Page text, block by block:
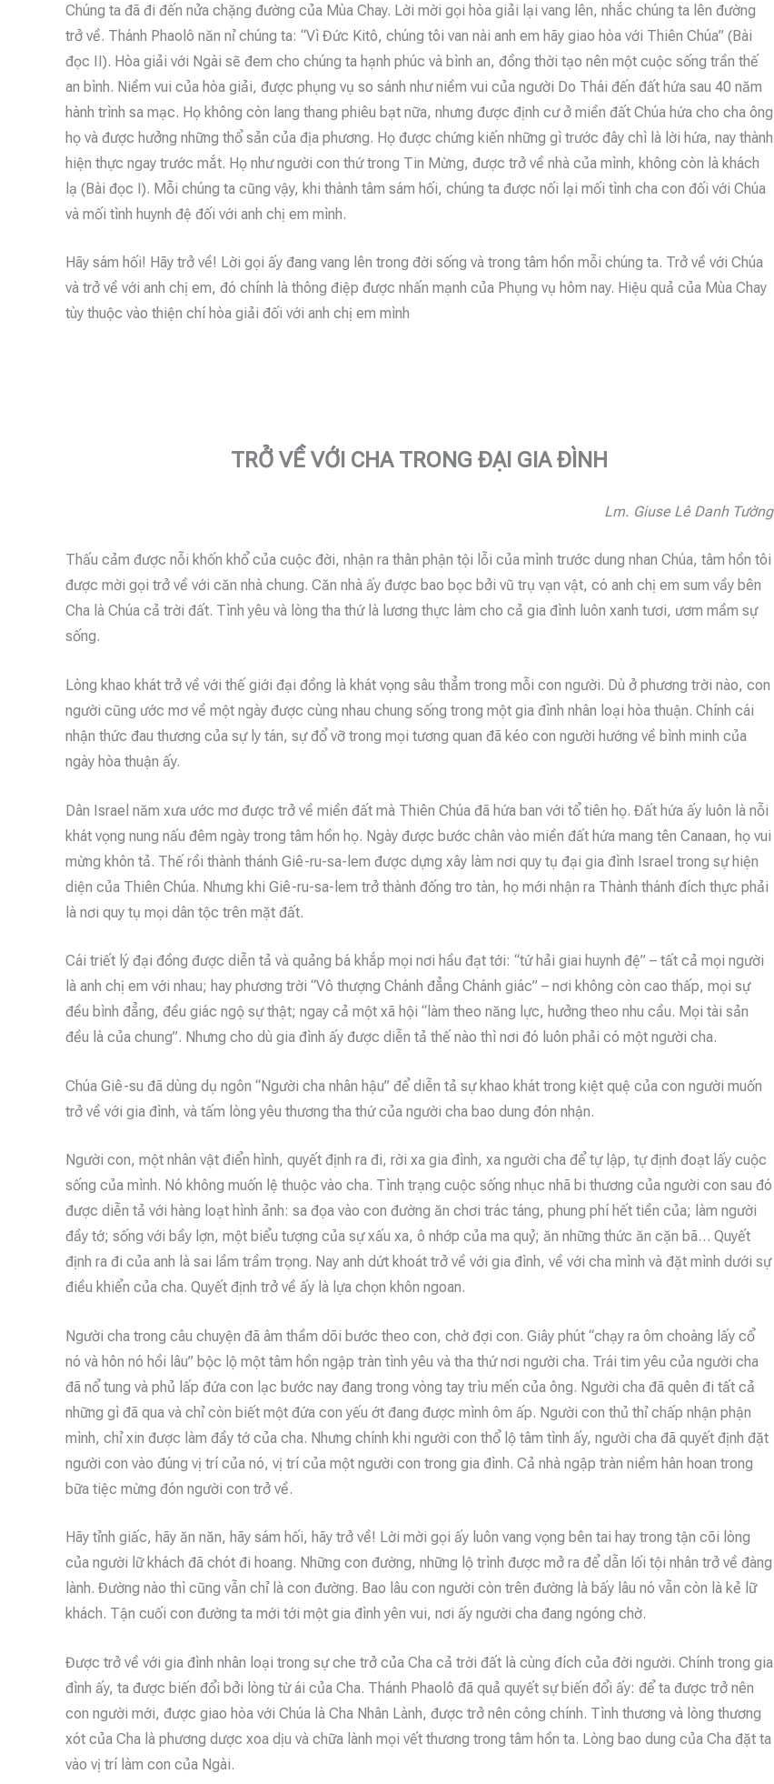
Chúng ta đã đi đến nửa chặng đường của Mùa Chay. Lời mời gọi hòa giải lại vang lên, nhắc chúng ta lên đường
trở về. Thánh Phaolô năn nỉ chúng ta: “Vì Đức Kitô, chúng tôi van nài anh em hãy giao hòa với Thiên Chúa” (Bài
đọc II). Hòa giải với Ngài sẽ đem cho chúng ta hạnh phúc và bình an, đồng thời tạo nên một cuộc sống trần thế
an bình. Niềm vui của hòa giải, được phụng vụ so sánh như niềm vui của người Do Thái đến đất hứa sau 40 năm
hành trình sa mạc. Họ không còn lang thang phiêu bạt nữa, nhưng được định cư ở miền đất Chúa hứa cho cha ông
họ và được hưởng những thổ sản của địa phương. Họ được chứng kiến những gì trước đây chì là lời hứa, nay thành
hiện thực ngay trước mắt. Họ như người con thứ trong Tin Mừng, được trở về nhà của mình, không còn là khách
lạ (Bài đọc I). Mỗi chúng ta cũng vậy, khi thành tâm sám hối, chúng ta được nối lại mối tình cha con đối với Chúa
và mối tình huynh đệ đối với anh chị em mình.
Hãy sám hối! Hãy trở về! Lời gọi ấy đang vang lên trong đời sống và trong tâm hồn mỗi chúng ta. Trở về với Chúa
và trở về với anh chị em, đó chính là thông điệp được nhấn mạnh của Phụng vụ hôm nay. Hiệu quả của Mùa Chay
tùy thuộc vào thiện chí hòa giải đối với anh chị em mình
TRỞ VỀ VỚI CHA TRONG ĐẠI GIA ĐÌNH
Lm. Giuse Lê Danh Tường
Thấu cảm được nỗi khốn khổ của cuộc đời, nhận ra thân phận tội lỗi của mình trước dung nhan Chúa, tâm hồn tôi
được mời gọi trở về với căn nhà chung. Căn nhà ấy được bao bọc bởi vũ trụ vạn vật, có anh chị em sum vầy bên
Cha là Chúa cả trời đất. Tình yêu và lòng tha thứ là lương thực làm cho cả gia đình luôn xanh tươi, ươm mầm sự
sống.
Lòng khao khát trở về với thế giới đại đồng là khát vọng sâu thẳm trong mỗi con người. Dù ở phương trời nào, con
người cũng ước mơ về một ngày được cùng nhau chung sống trong một gia đình nhân loại hòa thuận. Chính cái
nhận thức đau thương của sự ly tán, sự đổ vỡ trong mọi tương quan đã kéo con người hướng về bình minh của
ngày hòa thuận ấy.
Dân Israel năm xưa ước mơ được trở về miền đất mà Thiên Chúa đã hứa ban với tổ tiên họ. Đất hứa ấy luôn là nỗi
khát vọng nung nấu đêm ngày trong tâm hồn họ. Ngày được bước chân vào miền đất hứa mang tên Canaan, họ vui
mừng khôn tả. Thế rồi thành thánh Giê-ru-sa-lem được dựng xây làm nơi quy tụ đại gia đình Israel trong sự hiện
diện của Thiên Chúa. Nhưng khi Giê-ru-sa-lem trở thành đống tro tàn, họ mới nhận ra Thành thánh đích thực phải
là nơi quy tụ mọi dân tộc trên mặt đất.
Cái triết lý đại đồng được diễn tả và quảng bá khắp mọi nơi hầu đạt tới: “tứ hải giai huynh đệ” – tất cả mọi người
là anh chị em với nhau; hay phương trời “Vô thượng Chánh đẳng Chánh giác” – nơi không còn cao thấp, mọi sự
đều bình đẳng, đều giác ngộ sự thật; ngay cả một xã hội “làm theo năng lực, hưởng theo nhu cầu. Mọi tài sản
đều là của chung”. Nhưng cho dù gia đình ấy được diễn tả thế nào thì nơi đó luôn phải có một người cha.
Chúa Giê-su đã dùng dụ ngôn “Người cha nhân hậu” để diễn tả sự khao khát trong kiệt quệ của con người muốn
trở về với gia đình, và tấm lòng yêu thương tha thứ của người cha bao dung đón nhận.
Người con, một nhân vật điển hình, quyết định ra đi, rời xa gia đình, xa người cha để tự lập, tự định đoạt lấy cuộc
sống của mình. Nó không muốn lệ thuộc vào cha. Tình trạng cuộc sống nhục nhã bi thương của người con sau đó
được diễn tả với hàng loạt hình ảnh: sa đọa vào con đường ăn chơi trác táng, phung phí hết tiền của; làm người
đầy tớ; sống với bầy lợn, một biểu tượng của sự xấu xa, ô nhớp của ma quỷ; ăn những thức ăn cặn bã… Quyết
định ra đi của anh là sai lầm trầm trọng. Nay anh dứt khoát trở về với gia đình, về với cha mình và đặt mình dưới sự
điều khiển của cha. Quyết định trở về ấy là lựa chọn khôn ngoan.
Người cha trong câu chuyện đã âm thầm dõi bước theo con, chờ đợi con. Giây phút “chạy ra ôm choàng lấy cổ
nó và hôn nó hồi lâu” bộc lộ một tâm hồn ngập tràn tình yêu và tha thứ nơi người cha. Trái tim yêu của người cha
đã nổ tung và phủ lấp đứa con lạc bước nay đang trong vòng tay trìu mến của ông. Người cha đã quên đi tất cả
những gì đã qua và chỉ còn biết một đứa con yếu ớt đang được mình ôm ấp. Người con thủ thỉ chấp nhận phận
mình, chỉ xin được làm đầy tớ của cha. Nhưng chính khi người con thổ lộ tâm tình ấy, người cha đã quyết định đặt
người con vào đúng vị trí của nó, vị trí của một người con trong gia đình. Cả nhà ngập tràn niềm hân hoan trong
bữa tiệc mừng đón người con trở về.
Hãy tỉnh giấc, hãy ăn năn, hãy sám hối, hãy trở về! Lời mời gọi ấy luôn vang vọng bên tai hay trong tận cõi lòng
của người lữ khách đã chót đi hoang. Những con đường, những lộ trình được mở ra để dẫn lối tội nhân trở về đàng
lành. Đường nào thì cũng vẫn chỉ là con đường. Bao lâu con người còn trên đường là bấy lâu nó vẫn còn là kẻ lữ
khách. Tận cuối con đường ta mới tới một gia đình yên vui, nơi ấy người cha đang ngóng chờ.
Được trở về với gia đình nhân loại trong sự che trở của Cha cả trời đất là cùng đích của đời người. Chính trong gia
đình ấy, ta được biến đổi bởi lòng từ ái của Cha. Thánh Phaolô đã quả quyết sự biến đổi ấy: để ta được trở nên
con người mới, được giao hòa với Chúa là Cha Nhân Lành, được trở nên công chính. Tình thương và lòng thương
xót của Cha là phương dược xoa dịu và chữa lành mọi vết thương trong tâm hồn ta. Lòng bao dung của Cha đặt ta
vào vị trí làm con của Ngài.